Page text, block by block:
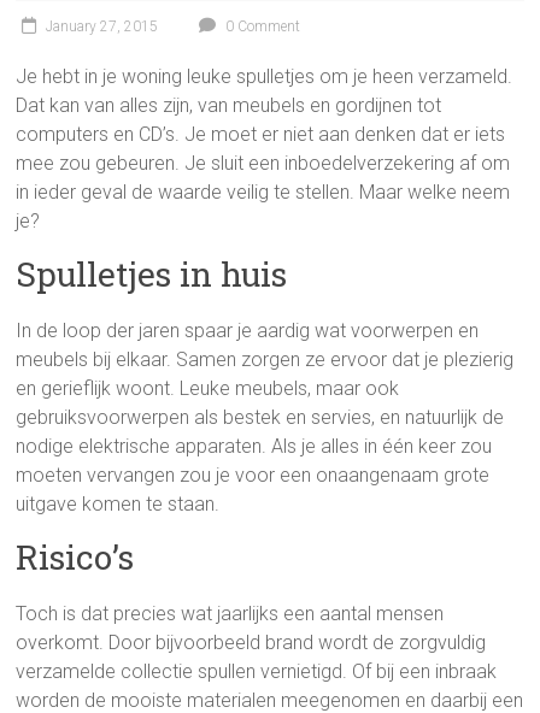
January 27, 2015 0 Comment
Je hebt in je woning leuke spulletjes om je heen verzameld.
Dat kan van alles zijn, van meubels en gordijnen tot
computers en CD’s. Je moet er niet aan denken dat er iets
mee zou gebeuren. Je sluit een inboedelverzekering af om
in ieder geval de waarde veilig te stellen. Maar welke neem
je?
Spulletjes in huis
In de loop der jaren spaar je aardig wat voorwerpen en
meubels bij elkaar. Samen zorgen ze ervoor dat je plezierig
en gerieflijk woont. Leuke meubels, maar ook
gebruiksvoorwerpen als bestek en servies, en natuurlijk de
nodige elektrische apparaten. Als je alles in één keer zou
moeten vervangen zou je voor een onaangenaam grote
uitgave komen te staan.
Risico’s
Toch is dat precies wat jaarlijks een aantal mensen
overkomt. Door bijvoorbeeld brand wordt de zorgvuldig
verzamelde collectie spullen vernietigd. Of bij een inbraak
worden de mooiste materialen meegenomen en daarbij een